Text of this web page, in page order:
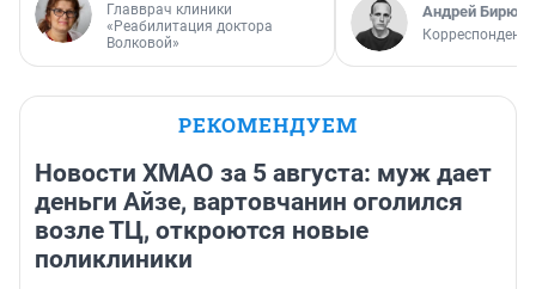
Главврач клиники
«Реабилитация доктора
Волковой»
Андрей
Корреспондент
РЕКОМЕНДУЕМ
Новости ХМАО за 5 августа: муж дает
деньги Айзе, вартовчанин оголился
возле ТЦ, откроются новые
поликлиники